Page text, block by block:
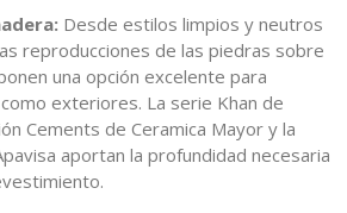
Desde estilos limpios y neutros
reproducciones de las piedras sobre
una opción excelente para
exteriores. La serie Khan de
Cements de Ceramica Mayor y la
aportan la profundidad necesaria